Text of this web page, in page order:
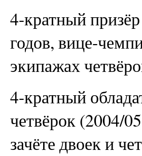
4-кратный
годов, вице-
экипажах
4-кратный
четвёрок (2004/
зачёте двоек и